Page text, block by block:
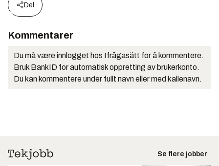
Del
Kommentarer
Du må være innlogget hos Ifrågasätt for å kommentere.
Bruk BankID for automatisk oppretting av brukerkonto.
Du kan kommentere under fullt navn eller med kallenavn.
Se flere jobber